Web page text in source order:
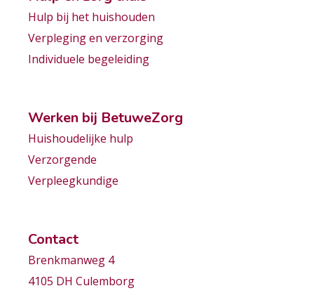
Hulp bij het huishouden
Verpleging en verzorging
Individuele begeleiding
Werken bij BetuweZorg
Huishoudelijke hulp
Verzorgende
Verpleegkundige
Contact
Brenkmanweg 4
4105 DH Culemborg